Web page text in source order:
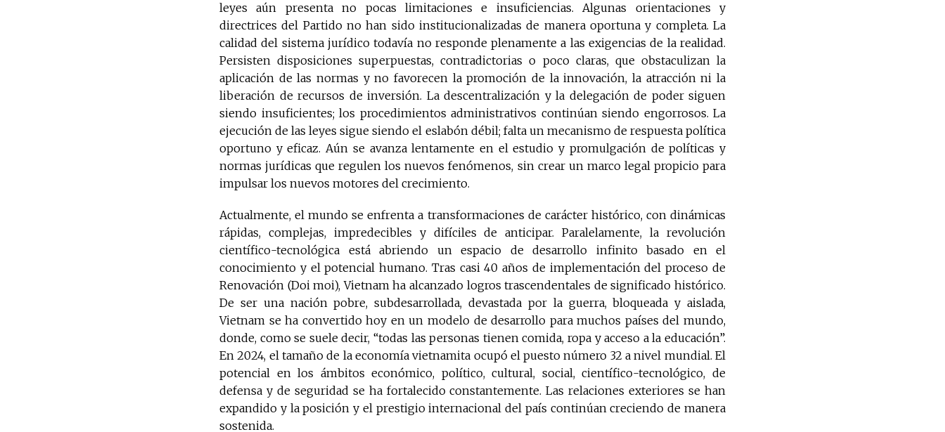
leyes aún presenta no pocas limitaciones e insuficiencias. Algunas orientaciones y
directrices del Partido no han sido institucionalizadas de manera oportuna y completa. La
calidad del sistema jurídico todavía no responde plenamente a las exigencias de la realidad.
Persisten disposiciones superpuestas, contradictorias o poco claras, que obstaculizan la
aplicación de las normas y no favorecen la promoción de la innovación, la atracción ni la
liberación de recursos de inversión. La descentralización y la delegación de poder siguen
siendo insuficientes; los procedimientos administrativos continúan siendo engorrosos. La
ejecución de las leyes sigue siendo el eslabón débil; falta un mecanismo de respuesta política
oportuno y eficaz. Aún se avanza lentamente en el estudio y promulgación de políticas y
normas jurídicas que regulen los nuevos fenómenos, sin crear un marco legal propicio para
impulsar los nuevos motores del crecimiento.
Actualmente, el mundo se enfrenta a transformaciones de carácter histórico, con dinámicas
rápidas, complejas, impredecibles y difíciles de anticipar. Paralelamente, la revolución
científico-tecnológica está abriendo un espacio de desarrollo infinito basado en el
conocimiento y el potencial humano. Tras casi 40 años de implementación del proceso de
Renovación (Doi moi), Vietnam ha alcanzado logros trascendentales de significado histórico.
De ser una nación pobre, subdesarrollada, devastada por la guerra, bloqueada y aislada,
Vietnam se ha convertido hoy en un modelo de desarrollo para muchos países del mundo,
donde, como se suele decir, “todas las personas tienen comida, ropa y acceso a la educación”.
En 2024, el tamaño de la economía vietnamita ocupó el puesto número 32 a nivel mundial. El
potencial en los ámbitos económico, político, cultural, social, científico-tecnológico, de
defensa y de seguridad se ha fortalecido constantemente. Las relaciones exteriores se han
expandido y la posición y el prestigio internacional del país continúan creciendo de manera
sostenida.